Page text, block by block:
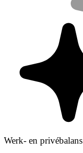
Werk- en privébalans